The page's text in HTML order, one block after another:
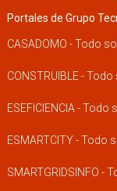
Portales de Grupo
CASADOMO - Todo
CONSTRUIBLE -
ESEFICIENCIA -
ESMARTCITY - Todo
SMARTGRIDSINFO -